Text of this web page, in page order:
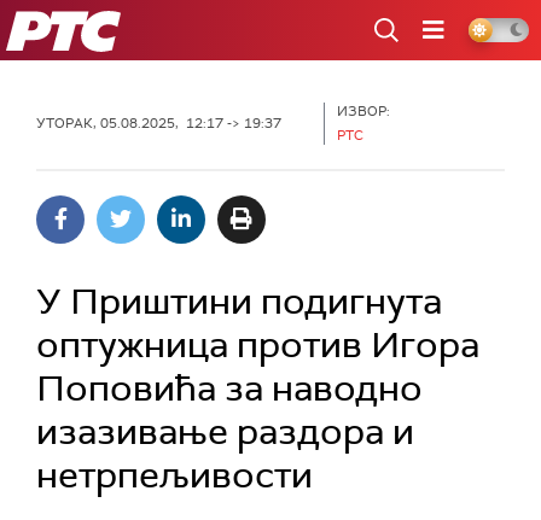
РТС
УТОРАК, 05.08.2025, 12:17 -> 19:37
ИЗВОР:
РТС
У Приштини подигнута
оптужница против Игора
Поповића за наводно
изазивање раздора и
нетрпељивости